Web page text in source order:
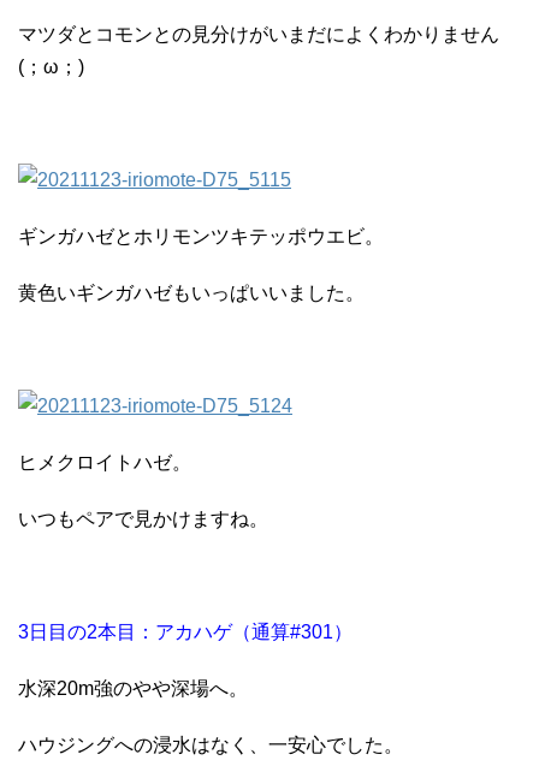
マツダとコモンとの見分けがいまだによくわかりません
(；ω；)
ギンガハゼとホリモンツキテッポウエビ。
黄色いギンガハゼもいっぱいいました。
ヒメクロイトハゼ。
いつもペアで見かけますね。
3日目の2本目：アカハゲ（通算#301）
水深20m強のやや深場へ。
ハウジングへの浸水はなく、一安心でした。